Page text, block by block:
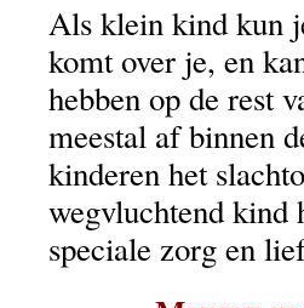
Als klein kind kun
komt over je, en
hebben op de rest
meestal af binnen
kinderen het
wegvluchtend kind
speciale zorg en